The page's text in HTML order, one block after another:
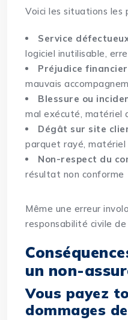
Voici les situations les
Service
logiciel inutilisable,
Préjudice financier
mauvais
Blessure ou
mal exécuté, matériel
Dégât sur site
parquet rayé, matériel
Non-respect du
résultat non conforme
Même une erreur
responsabilité civile
un non-
Vous payez
dommages